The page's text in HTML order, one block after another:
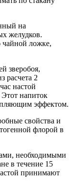
на
желудков.
ложке,
зверобоя,
расчета 2
настой
напиток
эффектом.
свойства и
флорой в
необходимыми
в течение 15
принимают